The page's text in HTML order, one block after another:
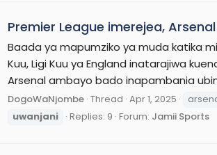
Premier League imerejea,
Baada ya mapumziko ya muda katika
Kuu, Ligi Kuu ya England inatarajiwa
Arsenal ambayo bado inapambania
DogoWaNjombe Thread Apr 1, 2025
uwanjani
Replies: 9 Forum: Jamii Sports